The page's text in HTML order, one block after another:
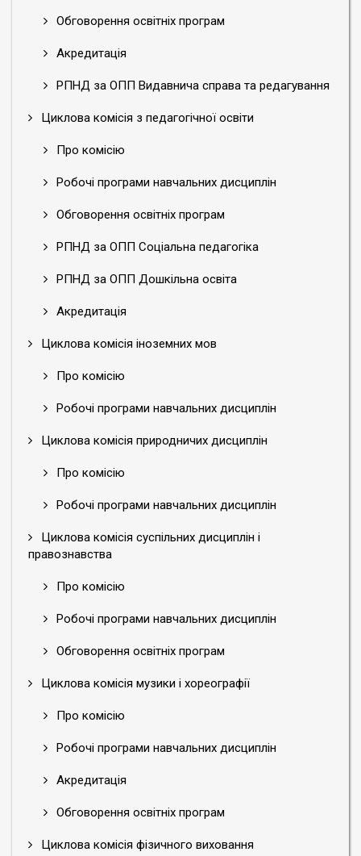
Обговорення освітніх програм
Акредитація
РПНД за ОПП Видавнича справа та редагування
Циклова комісія з педагогічної освіти
Про комісію
Робочі програми навчальних дисциплін
Обговорення освітніх програм
РПНД за ОПП Соціальна педагогіка
РПНД за ОПП Дошкільна освіта
Акредитація
Циклова комісія іноземних мов
Про комісію
Робочі програми навчальних дисциплін
Циклова комісія природничих дисциплін
Про комісію
Робочі програми навчальних дисциплін
Циклова комісія суспільних дисциплін і
правознавства
Про комісію
Робочі програми навчальних дисциплін
Обговорення освітніх програм
Циклова комісія музики і хореографії
Про комісію
Робочі програми навчальних дисциплін
Акредитація
Обговорення освітніх програм
Циклова комісія фізичного виховання